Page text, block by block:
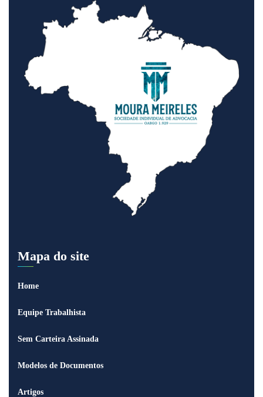
Mapa do site
Home
Equipe Trabalhista
Sem Carteira Assinada
Modelos de Documentos
Artigos